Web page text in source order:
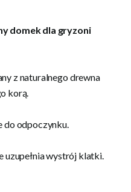
domek dla gryzoni
z naturalnego drewna
korą.
do odpoczynku.
wystrój klatki.